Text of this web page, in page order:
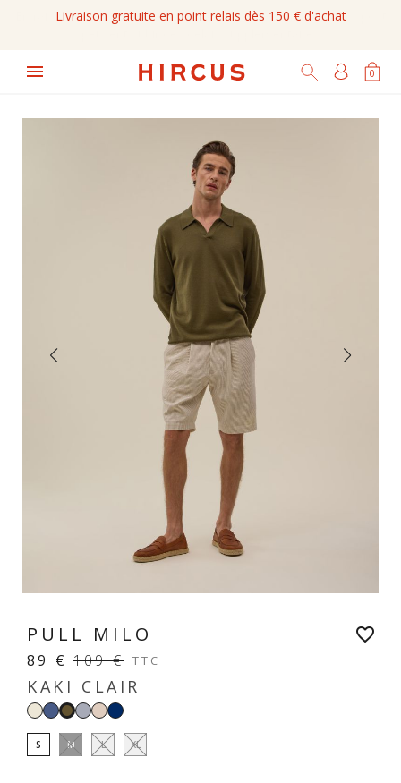
Livraison gratuite en point relais dès 150 € d'achat
0
PULL MILO
89 € 109 € TTC
KAKI CLAIR
BlancDenim
Kaki
clair
CielBeige
crème
S M L XL
favorite_border